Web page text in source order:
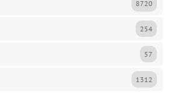
8720
254
57
1312